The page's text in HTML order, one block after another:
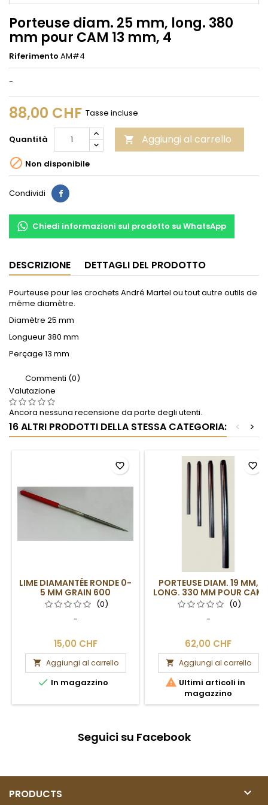
Porteuse diam. 25 mm, long. 380
mm pour CAM 13 mm, 4
Riferimento AM#4
-
88,00 CHF Tasse incluse
Quantità  Aggiungi al carrello
 Non disponibile
Condividi Condividi
Chiedi informazioni sul prodotto su WhatsApp
DESCRIZIONE DETTAGLI DEL PRODOTTO
Pourteuse pour les crochets André Martel ou tout autre outils de
même diamètre.
Diamètre 25 mm
Longueur 380 mm
Perçage 13 mm
Commenti (0)
Valutazione
Ancora nessuna recensione da parte degli utenti.
16 ALTRI PRODOTTI DELLA STESSA CATEGORIA: >
<
LIME DIAMANTÉE RONDE 0-
5 MM GRAIN 600
(0)
-
15,00 CHF
 Aggiungi al carrello
 In magazzino
favorite_border
PORTEUSE DIAM. 19 MM,
LONG. 330 MM POUR CAM
10 MM, 3 (0)
-
62,00 CHF
 Aggiungi al carrello
 Ultimi articoli in
magazzino
favorite_border
Seguici su Facebook
PRODUCTS 